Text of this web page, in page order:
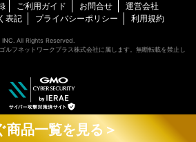
ご利用ガイド お問合せ
運営会社
表記
プライバシーポリシー 利用規約
INC. All Rights Reserved.
ルフネットワークプラス株式会社に属します。無断転載を禁止し
商品一覧を見る＞